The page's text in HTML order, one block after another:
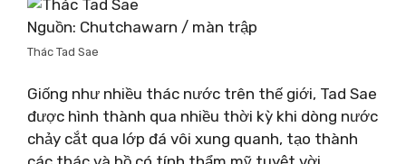
Nguồn: Chutchawarn / màn trập
Thác Tad Sae
Giống như nhiều thác nước trên thế giới, Tad Sae
được hình thành qua nhiều thời kỳ khi dòng nước
chảy cắt qua lớp đá vôi xung quanh, tạo thành